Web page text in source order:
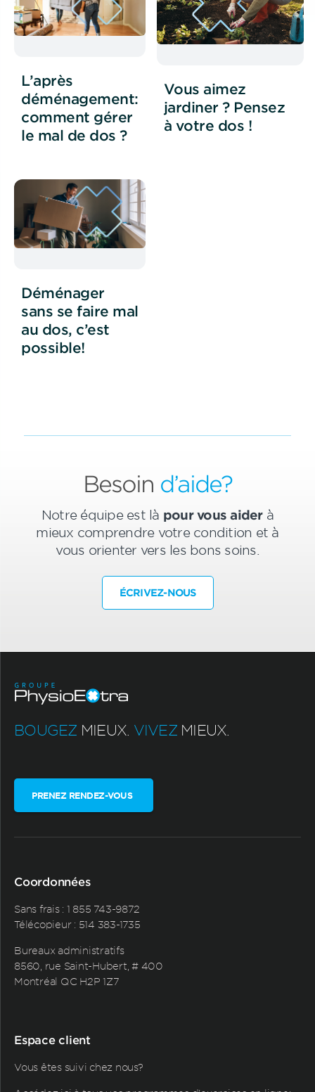
L’après
déménagement:
comment gérer
le mal de dos ?
Vous aimez
jardiner ? Pensez
à votre dos !
Déménager
sans se faire mal
au dos, c’est
possible!
Besoin d’aide?
Notre équipe est là pour vous aiderà
mieux comprendre votre condition et à
vous orienter vers les bons soins.
ÉCRIVEZ-NOUS
BOUGEZ MIEUX. VIVEZ MIEUX.
PRENEZ RENDEZ-VOUS
Coordonnées
Sans frais : 1 855 743-9872
Télécopieur : 514 383-1735
Bureaux administratifs
8560, rue Saint-Hubert, # 400
Montréal QC H2P 1Z7
Espace client
Vous êtes suivi chez nous?